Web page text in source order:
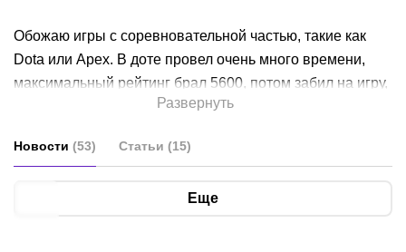
Развернуть
Обожаю игры с соревновательной частью, такие как
Dota или Арех. В доте провел очень много времени,
максимальный рейтинг брал 5600, потом забил на игру,
сейчас, активно в свободное время от работы играю в
(Тарантино, почти все фильмы с Кристианом Бэйлом) и
Новости (53) Статьи (15)
Еще